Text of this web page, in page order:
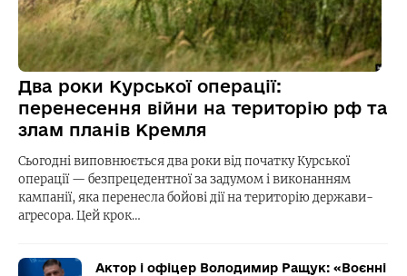
Два роки Курської операції:
перенесення війни на територію рф та
злам планів Кремля
Сьогодні виповнюється два роки від початку Курської
операції — безпрецедентної за задумом і виконанням
кампанії, яка перенесла бойові дії на територію держави-
агресора. Цей крок…
Актор і офіцер Володимир Ращук: «Воєнні